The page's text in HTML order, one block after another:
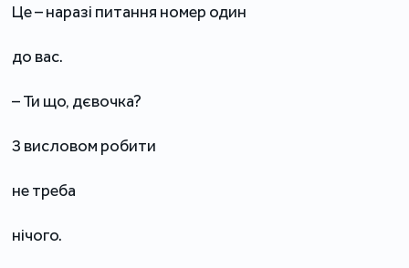
Це – наразі питання номер один
до вас.
– Ти що, дєвочка?
З висловом робити
не треба
нічого.